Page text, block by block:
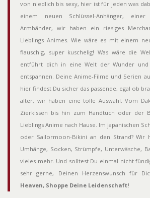
von niedlich bis sexy, hier ist für jeden was
einem neuen Schlüssel-Anhänger,
Armbänder, wir haben ein riesiges
Lieblings Animes. Wie wäre es mit einem
flauschig, super kuschelig! Was wäre die
entführt dich in eine Welt der Wunder
entspannen. Deine Anime-Filme und Serien
hier findest Du sicher das passende, egal ob
älter, wir haben eine tolle Auswahl. Vom
Zierkissen bis hin zum Handtuch oder der
Lieblings Anime nach Hause. Im japanischen
oder Sailormoon-Bikini an den Strand? Wir
Umhänge, Socken, Strümpfe, Unterwäsche,
vieles mehr. Und solltest Du einmal nicht
sehr gerne, Deinen Herzenswunsch für
Heaven, Shoppe Deine Leidenschaft!